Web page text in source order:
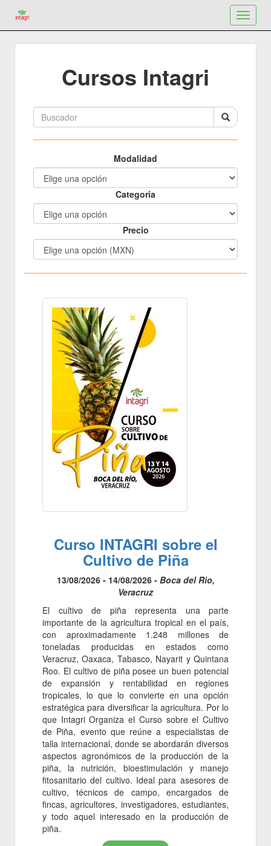
Toggle
Cursos Intagri
Modalidad
Categoria
Precio
Curso INTAGRI sobre el
Cultivo de Piña
13/08/2026 - 14/08/2026 - Boca del Rio,
Veracruz
El cultivo de piña representa una parte
importante de la agricultura tropical en el país,
con aproximadamente 1.248 millones de
toneladas producidas en estados como
Veracruz, Oaxaca, Tabasco, Nayarit y Quintana
Roo. El cultivo de piña posee un buen potencial
de expansión y rentabilidad en regiones
tropicales, lo que lo convierte en una opción
estratégica para diversificar la agricultura. Por lo
que Intagri Organiza el Curso sobre el Cultivo
de Piña, evento que reúne a especialistas de
talla internacional, donde se abordarán diversos
aspectos agronómicos de la producción de la
piña, la nutrición, bioestimulación y manejo
fitosanitario del cultivo. Ideal para asesores de
cultivo, técnicos de campo, encargados de
fincas, agricultores, investigadores, estudiantes,
y todo aquel interesado en la producción de
piña.